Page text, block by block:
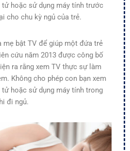
hoặc sử dụng máy tính trước
cho chu kỳ ngủ của trẻ.
mẹ bật TV để giúp một đứa trẻ
cứu năm 2013 được công bố
ra rằng xem TV thực sự làm
Không cho phép con bạn xem
hoặc sử dụng máy tính trong
đi ngủ.